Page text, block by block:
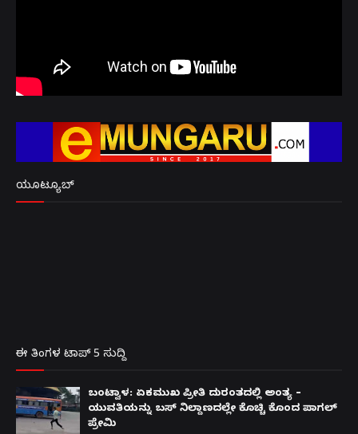
ಯೂಟ್ಯೂಬ್
ಈ ತಿಂಗಳ ಟಾಪ್ 5 ಸುದ್ದಿ
ಬಂಟ್ವಾಳ: ಏಕಮುಖ ಪ್ರೀತಿ ದುರಂತದಲ್ಲಿ ಅಂತ್ಯ –
ಯುವತಿಯನ್ನು ಬಸ್ ನಿಲ್ದಾಣದಲ್ಲೇ ಕೊಚ್ಚಿ ಕೊಂದ ಪಾಗಲ್
ಪ್ರೇಮಿ